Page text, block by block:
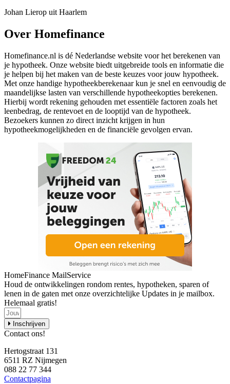
Johan Lierop uit Haarlem
Over Homefinance
Homefinance.nl is dé Nederlandse website voor het berekenen van
je hypotheek. Onze website biedt uitgebreide tools en informatie die
je helpen bij het maken van de beste keuzes voor jouw hypotheek.
Met onze handige hypotheekberekenaar kun je snel en eenvoudig de
maandelijkse lasten van verschillende hypotheekopties berekenen.
Hierbij wordt rekening gehouden met essentiële factoren zoals het
leenbedrag, de rentevoet en de looptijd van de hypotheek.
Bezoekers kunnen zo direct inzicht krijgen in hun
hypotheekmogelijkheden en de financiële gevolgen ervan.
HomeFinance MailService
Houd de ontwikkelingen rondom rentes, hypotheken, sparen of
lenen in de gaten met onze overzichtelijke Updates in je mailbox.
Helemaal gratis!
Inschrijven
Contact ons!
Hertogstraat 131
6511 RZ Nijmegen
088 22 77 344
Contactpagina